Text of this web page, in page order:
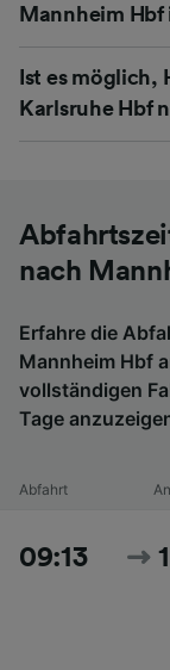
Mannheim Hbf
Ist es
Karlsruhe Hbf
nach
Erfahre die
Mannheim Hbf
vollständigen
Tage
Abfahrt
09:13